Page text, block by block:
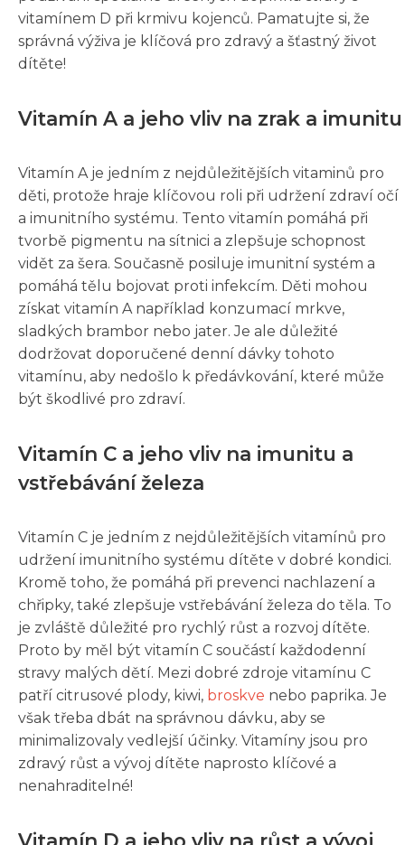
vitamínem D při krmivu kojenců. Pamatujte si, že
správná výživa je klíčová pro zdravý a šťastný život
dítěte!
Vitamín A a jeho vliv na zrak a imunitu
Vitamín A je jedním z nejdůležitějších vitaminů pro
děti, protože hraje klíčovou roli při udržení zdraví očí
a imunitního systému. Tento vitamín pomáhá při
tvorbě pigmentu na sítnici a zlepšuje schopnost
vidět za šera. Současně posiluje imunitní systém a
pomáhá tělu bojovat proti infekcím. Děti mohou
získat vitamín A například konzumací mrkve,
sladkých brambor nebo jater. Je ale důležité
dodržovat doporučené denní dávky tohoto
vitamínu, aby nedošlo k předávkování, které může
být škodlivé pro zdraví.
Vitamín C a jeho vliv na imunitu a
vstřebávání železa
Vitamín C je jedním z nejdůležitějších vitamínů pro
udržení imunitního systému dítěte v dobré kondici.
Kromě toho, že pomáhá při prevenci nachlazení a
chřipky, také zlepšuje vstřebávání železa do těla. To
je zvláště důležité pro rychlý růst a rozvoj dítěte.
Proto by měl být vitamín C součástí každodenní
stravy malých dětí. Mezi dobré zdroje vitamínu C
patří citrusové plody, kiwi, broskve nebo paprika. Je
však třeba dbát na správnou dávku, aby se
minimalizovaly vedlejší účinky. Vitamíny jsou pro
zdravý růst a vývoj dítěte naprosto klíčové a
nenahraditelné!